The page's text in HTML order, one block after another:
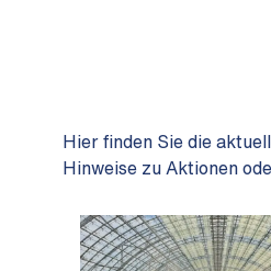
Hier finden Sie die
Hinweise zu Aktionen